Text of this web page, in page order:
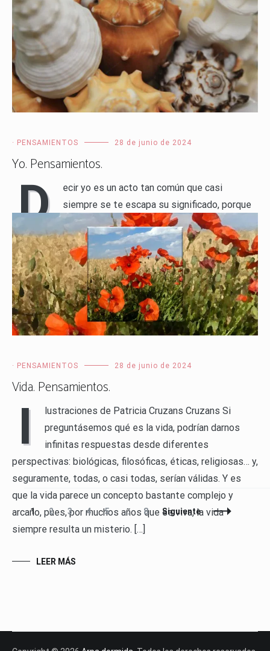
· PENSAMIENTOS 28 de junio de 2024
Yo. Pensamientos.
D
ecir yo es un acto tan común que casi
siempre se te escapa su significado, porque
decir yo implica un compromiso del que, sin
darte cuenta, tú mismo eres el aval y el ejecutor, es una
reafirmación de la única identidad que posees hasta tu
muerte y el estandarte de tu palabra, de tu universo […]
LEER MÁS
· PENSAMIENTOS 28 de junio de 2024
Vida. Pensamientos.
I
lustraciones de Patricia Cruzans Cruzans Si
preguntásemos qué es la vida, podrían darnos
infinitas respuestas desde diferentes
perspectivas: biológicas, filosóficas, éticas, religiosas… y,
seguramente, todas, o casi todas, serían válidas. Y es
que la vida parece un concepto bastante complejo y
arcano, pues, por muchos años que se viva, la vida
siempre resulta un misterio. […]
LEER MÁS
Navegación
entradas
Página
1 Página
2 Página
3 Página
4 Página
5 … Página
8 Siguiente